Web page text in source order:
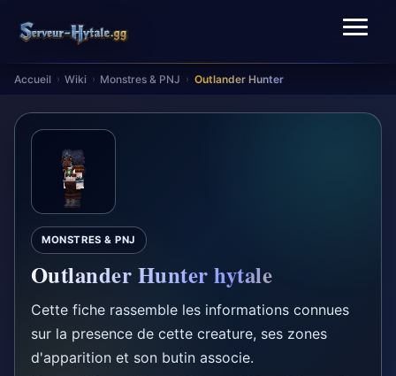
Accueil › Wiki › Monstres & PNJ › Outlander Hunter
MONSTRES & PNJ
Outlander Hunter hytale
Cette fiche rassemble les informations connues
sur la presence de cette creature, ses zones
d'apparition et son butin associe.